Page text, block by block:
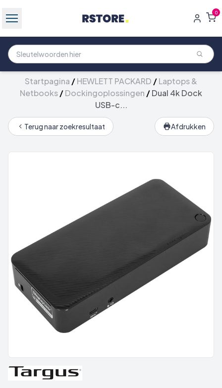
0
Startpagina /HEWLETT PACKARD /Laptops &
Netbooks/Dockingoplossingen /Dual 4k Dock
USB-c...
Terug naar zoekresultaat Afdrukken